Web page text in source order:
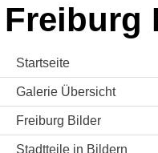
Freiburg
Startseite
Galerie Übersicht
Freiburg Bilder
Stadtteile in Bildern